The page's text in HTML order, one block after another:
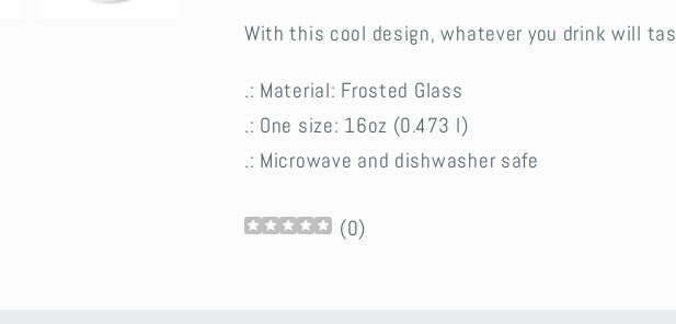
With this cool design, whatever you drink will
.: Material: Frosted Glass
.: One size: 16oz (0.473 l)
.: Microwave and dishwasher safe
(0)